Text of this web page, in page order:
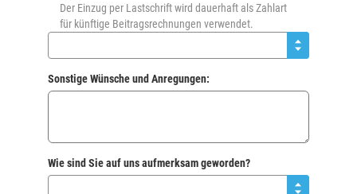
Der Einzug per Lastschrift wird dauerhaft als Zahlart
für künftige Beitragsrechnungen verwendet.
Sonstige Wünsche und Anregungen:
Wie sind Sie auf uns aufmerksam geworden?